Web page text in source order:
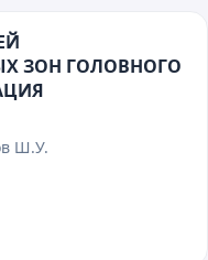
ЗОН ГОЛОВНОГО
Ш.У.